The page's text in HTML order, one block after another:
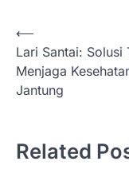
N
a
v
a
⟵
Lari Santai: Solusi
Menjaga
Jantung
Related